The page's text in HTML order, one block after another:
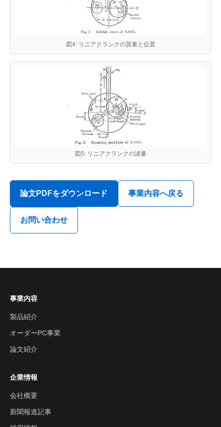
図4: リニアクランクの質量と位置
図5: リニアクランクの諸量
論文PDFをダウンロード 事業内容へ戻る
お問い合わせ
事業内容
製品紹介
オーダーPC事業
論文紹介
企業情報
会社概要
新聞報道記事